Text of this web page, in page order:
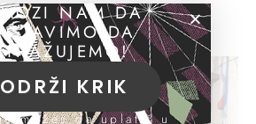
NAM DA
DA
KRIK
možeš da uplatiš u